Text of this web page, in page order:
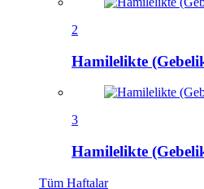
2
Hamilelikte
3
Hamilelikte
Tüm Haftalar